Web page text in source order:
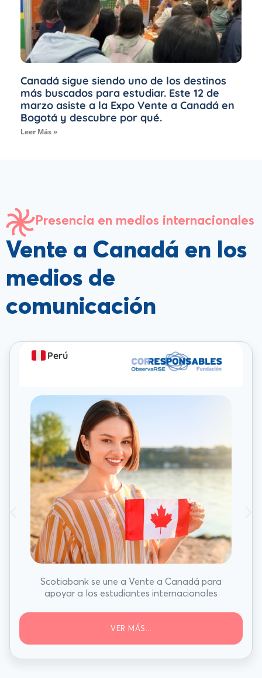
Canadá sigue siendo uno de los destinos
más buscados para estudiar. Este 12 de
marzo asiste a la Expo Vente a Canadá en
Bogotá y descubre por qué.
Leer Más »
Presencia en medios internacionales
Vente a Canadá en los
medios de
comunicación
Perú
Scotiabank se une a Vente a Canadá para
apoyar a los estudiantes internacionales
VER MÁS...